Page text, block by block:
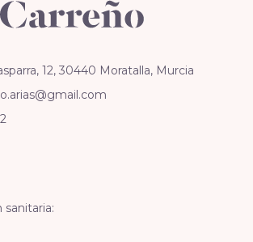
12, 30440 Moratalla, Murcia
sanitaria: